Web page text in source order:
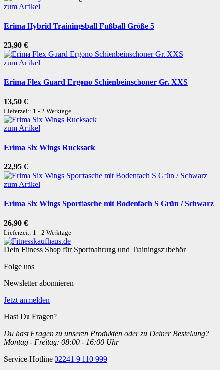
zum Artikel
Erima Hybrid Trainingsball Fußball Größe 5
23,90 €
zum Artikel
Erima Flex Guard Ergono Schienbeinschoner Gr. XXS
13,50 €
Lieferzeit: 1 - 2 Werktage
zum Artikel
Erima Six Wings Rucksack
22,95 €
zum Artikel
Erima Six Wings Sporttasche mit Bodenfach S Grün / Schwarz
26,90 €
Lieferzeit: 1 - 2 Werktage
Dein Fitness Shop für Sportnahrung und Trainingszubehör
Folge uns
Newsletter abonnieren
Jetzt anmelden
Hast Du Fragen?
Du hast Fragen zu unseren Produkten oder zu Deiner Bestellung?
Montag - Freitag: 08:00 - 16:00 Uhr
Service-Hotline 02241 9 110 999